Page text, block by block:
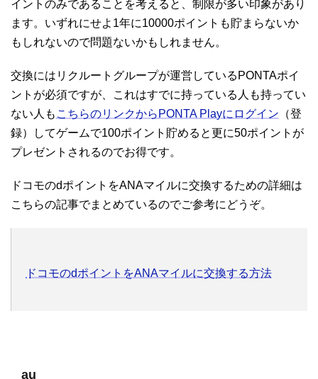
イントのみであることを考えると、制限が多い印象があり
ます。いずれにせよ1年に10000ポイントも貯まらないか
もしれないので問題ないかもしれません。
交換にはリクルートグループが運営しているPONTAポイ
ントが必須ですが、これはすでに持っている人も持ってい
ない人も こちらのリンクからPONTA Playにログイン （登
録）してゲームで100ポイント貯めると更に50ポイントが
プレゼントされるのでお得です。
ドコモのdポイントをANAマイルに交換するための詳細は
こちらの記事でまとめているのでご参考にどうぞ。
ドコモのdポイントをANAマイルに交換する方法
au